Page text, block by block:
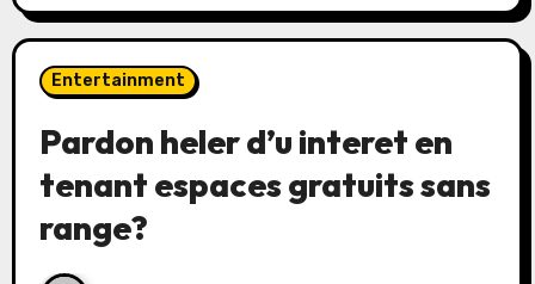
Entertainment
Pardon heler d’u interet en
tenant espaces gratuits sans
range?